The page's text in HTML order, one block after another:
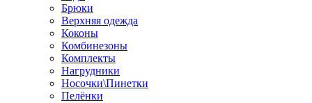
Брюки
Верхняя одежда
Коконы
Комбинезоны
Комплекты
Нагрудники
Носочки\Пинетки
Пелёнки